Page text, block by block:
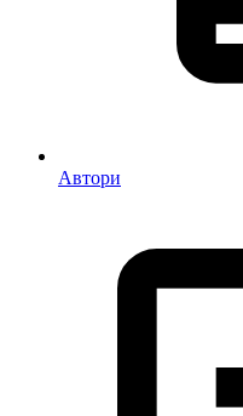
Автори